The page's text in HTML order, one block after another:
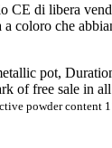
CE di libera
a coloro che
pot,
of free sale in
powder content